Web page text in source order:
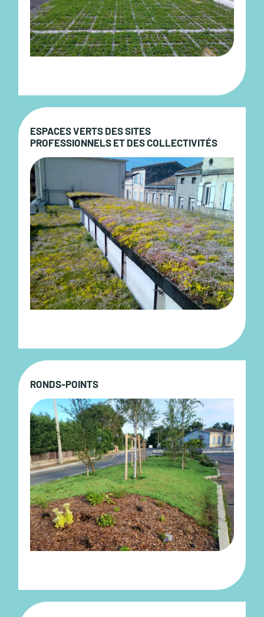
ESPACES VERTS DES SITES
PROFESSIONNELS ET DES COLLECTIVITÉS
RONDS-POINTS